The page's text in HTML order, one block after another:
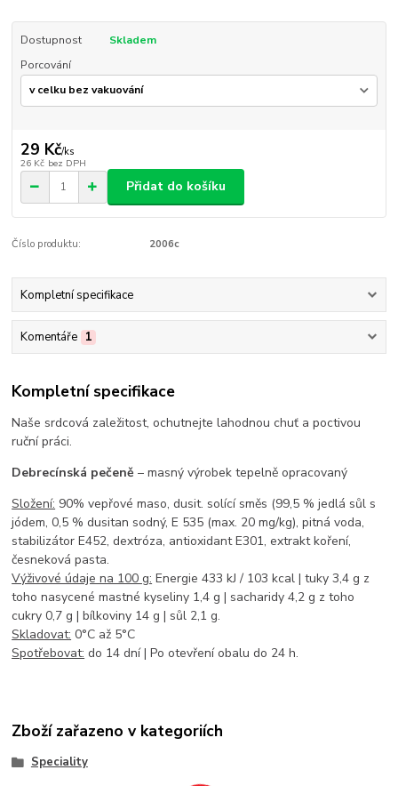
Dostupnost
Skladem
Porcování
29 Kč/ks
26 Kč bez DPH
Přidat do košíku
Číslo produktu: 2006c
Kompletní specifikace
Komentáře 1
Kompletní specifikace
Naše srdcová zaležitost, ochutnejte lahodnou chuť a poctivou
ruční práci.
Debrecínská pečeně – masný výrobek tepelně opracovaný
Složení: 90% vepřové maso, dusit. solící směs (99,5 % jedlá sůl s
jódem, 0,5 % dusitan sodný, E 535 (max. 20 mg/kg), pitná voda,
stabilizátor E452, dextróza, antioxidant E301, extrakt koření,
česneková pasta.
Výživové údaje na 100 g: Energie 433 kJ / 103 kcal | tuky 3,4 g z
toho nasycené mastné kyseliny 1,4 g | sacharidy 4,2 g z toho
cukry 0,7 g | bílkoviny 14 g | sůl 2,1 g.
Skladovat: 0°C až 5°C
Spotřebovat: do 14 dní | Po otevření obalu do 24 h.
Zboží zařazeno v kategoriích
Speciality